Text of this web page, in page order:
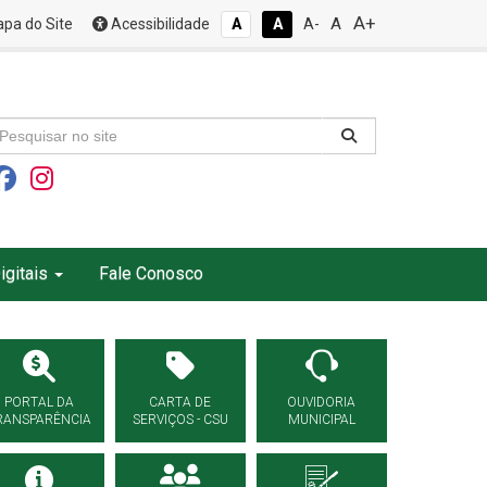
do Site Acessibilidade A A A- A A+
Fale Conosco
PORTAL DA
CARTA DE
SERVIÇOS - CSU
OUVIDORIA
MUNICIPAL